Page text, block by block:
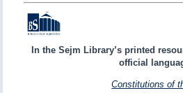
In the Sejm Library’s printed
official
Constitutions of